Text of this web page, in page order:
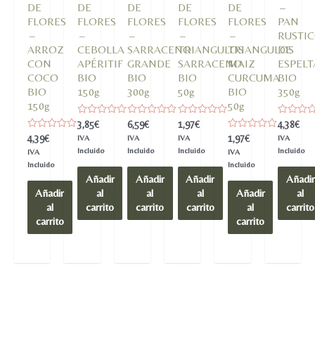
DE
FLORES
–
ARROZ
CON
COCO
BIO
150g
Valorado
en
0
de
4,39€
IVA
Incluido
Añadir
al
carrito
DE
FLORES
–
CEBOLLA
APÉRITIF
BIO
150g
Valorado
en
0
de
3,85€
IVA
Incluido
Añadir
al
carrito
DE
FLORES
–
SARRACENO
GRANDE
BIO
300g
Valorado
en
0
de
6,59€
IVA
Incluido
Añadir
al
carrito
DE
FLORES
–
TRIANGULOS
SARRACENO
BIO
50g
Valorado
en
0
de
1,97€
IVA
Incluido
Añadir
al
carrito
DE
FLORES
–
TRIANGULOS
MAIZ
CURCUMA
BIO
50g
Valorado
en
0
de
1,97€
IVA
Incluido
Añadir
al
carrito
–
PAN
DE
BIO
350g
Valorado
en
0
de
4,38€
IVA
Incluido
Añadir
al
carrito